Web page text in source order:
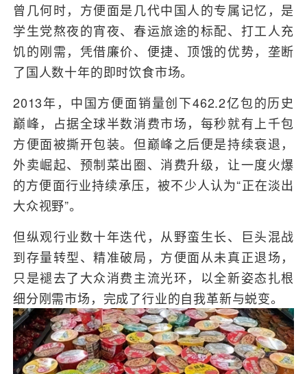
曾几何时，方便面是几代中国人的专属记忆，是
学生党熬夜的宵夜、春运旅途的标配、打工人充
饥的刚需，凭借廉价、便捷、顶饿的优势，垄断
了国人数十年的即时饮食市场。
2013年，中国方便面销量创下462.2亿包的历史
巅峰，占据全球半数消费市场，每秒就有上千包
方便面被撕开包装。但巅峰之后便是持续衰退，
外卖崛起、预制菜出圈、消费升级，让一度火爆
的方便面行业持续承压，被不少人认为“正在淡出
大众视野”。
但纵观行业数十年迭代，从野蛮生长、巨头混战
到存量转型、精准破局，方便面从未真正退场，
只是褪去了大众消费主流光环，以全新姿态扎根
细分刚需市场，完成了行业的自我革新与蜕变。